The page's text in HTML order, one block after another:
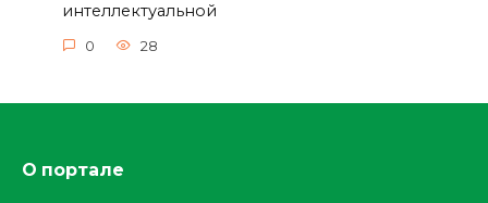
интеллектуальной
0 28
О портале